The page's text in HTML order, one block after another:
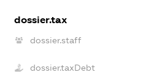
dossier.tax
dossier.staff
dossier.taxDebt